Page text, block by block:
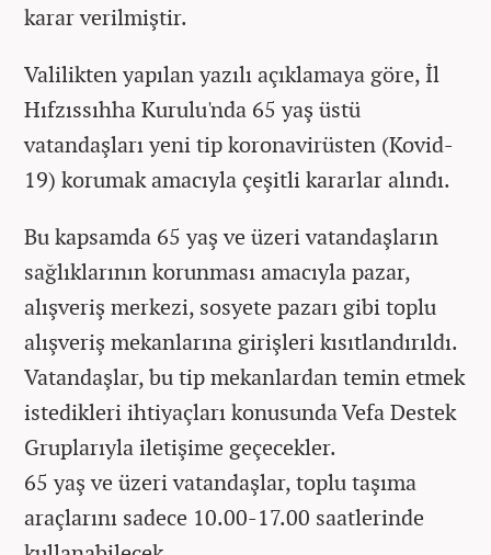
karar verilmiştir.
Valilikten yapılan yazılı açıklamaya göre, İl
Hıfzıssıhha Kurulu'nda 65 yaş üstü
vatandaşları yeni tip koronavirüsten (Kovid-
19) korumak amacıyla çeşitli kararlar alındı.
Bu kapsamda 65 yaş ve üzeri vatandaşların
sağlıklarının korunması amacıyla pazar,
alışveriş merkezi, sosyete pazarı gibi toplu
alışveriş mekanlarına girişleri kısıtlandırıldı.
Vatandaşlar, bu tip mekanlardan temin etmek
istedikleri ihtiyaçları konusunda Vefa Destek
Gruplarıyla iletişime geçecekler.
65 yaş ve üzeri vatandaşlar, toplu taşıma
araçlarını sadece 10.00-17.00 saatlerinde